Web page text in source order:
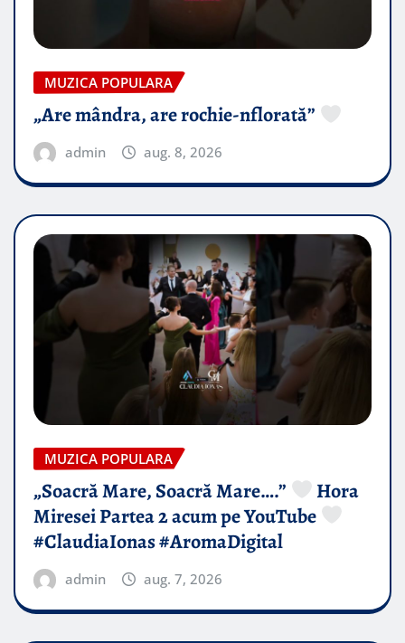
MUZICA POPULARA
„Are mândra, are rochie-nflorată”
admin aug. 8, 2026
MUZICA POPULARA
„Soacră Mare, Soacră Mare….”
Hora
Miresei Partea 2 acum pe YouTube
#ClaudiaIonas #AromaDigital
admin aug. 7, 2026